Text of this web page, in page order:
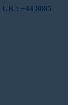
UK : +44 8085